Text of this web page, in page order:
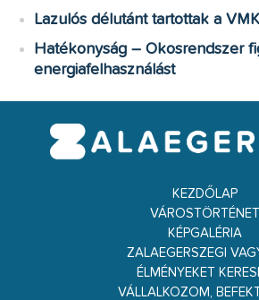
Lazulós délutánt tartottak a
Hatékonyság – Okosrendszer
energiafelhasználást
KEZDŐLAP
VÁROSTÖRTÉNET
KÉPGALÉRIA
ZALAEGERSZEGI
ÉLMÉNYEKET
VÁLLALKOZOM,